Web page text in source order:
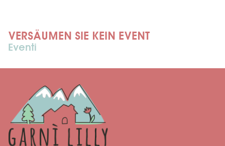
VERSÄUMEN SIE KEIN EVENT
Eventi